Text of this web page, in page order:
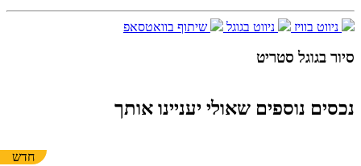
ניווט בוויז ניווט בגוגל שיתוף בוואטסאפ
סיור בגוגל סטריט
נכסים נוספים שאולי יעניינו אותך
חדש